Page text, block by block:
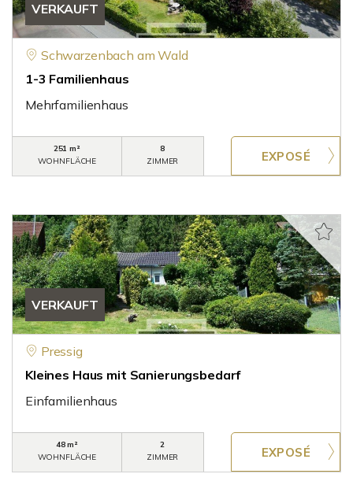
VERKAUFT
Schwarzenbach am Wald
1-3 Familienhaus
Mehrfamilienhaus
251 m²
WOHNFLÄCHE
8
ZIMMER
VERKAUFT
Pressig
Kleines Haus mit Sanierungsbedarf
Einfamilienhaus
48 m²
WOHNFLÄCHE
2
ZIMMER